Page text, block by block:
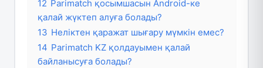
12 Parimatch қосымшасын Android-ке
қалай жүктеп алуға болады?
13 Неліктен қаражат шығару мүмкін емес?
14 Parimatch KZ қолдауымен қалай
байланысуға болады?